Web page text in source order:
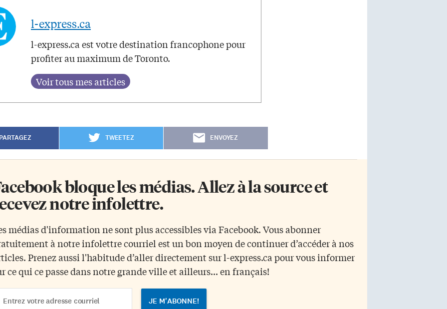
l-express.ca
l-express.ca est votre destination francophone pour
profiter au maximum de Toronto.
TWEETEZ ENVOYEZ
bloque les médias. Allez à la source et
notre infolettre.
médias d'information ne sont plus accessibles via Facebook. Vous abonner
à notre infolettre courriel est un bon moyen de continuer d’accéder à nos
Prenez aussi l'habitude d’aller directement sur l-express.ca pour vous informer
ce qui ce passe dans notre grande ville et ailleurs... en français!